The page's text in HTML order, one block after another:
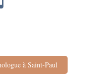
à Saint-Paul